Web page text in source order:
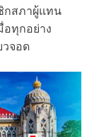
กสภาผู้แทน
อทุกอย่าง
วจอด